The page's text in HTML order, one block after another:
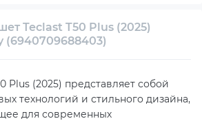
центр
Teclast T50 Plus (2025)
(6940709688403)
Plus (2025) представляет собой
технологий и стильного дизайна,
для современных